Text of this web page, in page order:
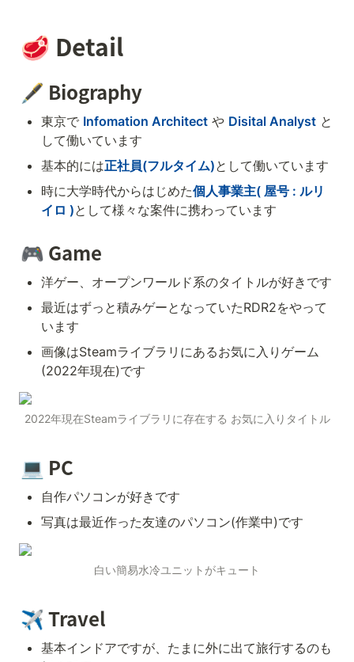
🥩 Detail
🖋️ Biography
東京で Infomation Architect や Disital Analyst と
して働いています
基本的には正社員(フルタイム)として働いています
時に大学時代からはじめた個人事業主( 屋号 : ルリ
イロ )として様々な案件に携わっています
🎮 Game
洋ゲー、オープンワールド系のタイトルが好きです
最近はずっと積みゲーとなっていたRDR2をやって
います
画像はSteamライブラリにあるお気に入りゲーム
(2022年現在)です
2022年現在Steamライブラリに存在する お気に入りタイトル
💻 PC
自作パソコンが好きです
写真は最近作った友達のパソコン(作業中)です
白い簡易水冷ユニットがキュート
✈️ Travel
基本インドアですが、たまに外に出て旅行するのも